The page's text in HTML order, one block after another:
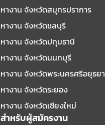
หางาน จังหวัดสมุทรปราการ
หางาน จังหวัดชลบุรี
หางาน จังหวัดปทุมธานี
หางาน จังหวัดนนทบุรี
หางาน จังหวัดพระนครศรีอยุธยา
หางาน จังหวัดระยอง
หางาน จังหวัดเชียงใหม่
สำหรับผู้สมัครงาน